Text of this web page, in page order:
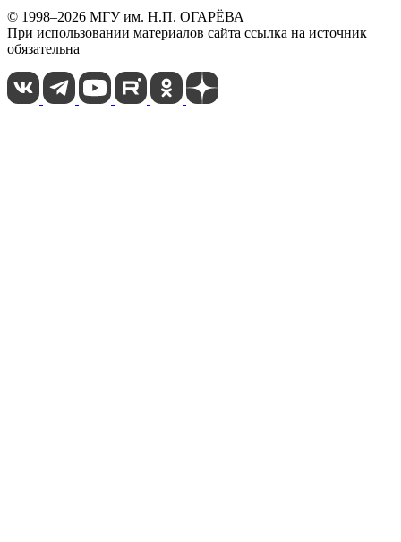
© 1998–2026 МГУ им. Н.П. ОГАРЁВА
При использовании материалов сайта ссылка на источник
обязательна